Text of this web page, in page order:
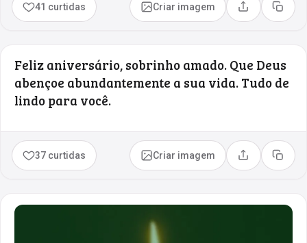
41 curtidas Criar imagem Compartilhar
Copiar
Feliz aniversário, sobrinho amado. Que Deus
abençoe abundantemente a sua vida. Tudo de
lindo para você.
37 curtidas Criar imagem Compartilhar
Copiar